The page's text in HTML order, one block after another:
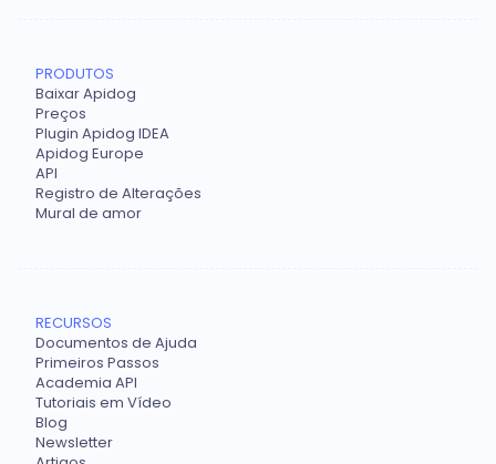
PRODUTOS
Baixar Apidog
Preços
Plugin Apidog IDEA
Apidog Europe
API
Registro de Alterações
Mural de amor
RECURSOS
Documentos de Ajuda
Primeiros Passos
Academia API
Tutoriais em Vídeo
Blog
Newsletter